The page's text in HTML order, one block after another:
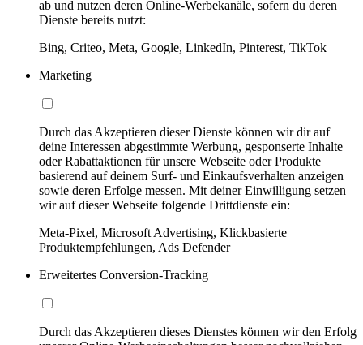
ab und nutzen deren Online-Werbekanäle, sofern du deren
Dienste bereits nutzt:
Bing, Criteo, Meta, Google, LinkedIn, Pinterest, TikTok
Marketing
Durch das Akzeptieren dieser Dienste können wir dir auf
deine Interessen abgestimmte Werbung, gesponserte Inhalte
oder Rabattaktionen für unsere Webseite oder Produkte
basierend auf deinem Surf- und Einkaufsverhalten anzeigen
sowie deren Erfolge messen. Mit deiner Einwilligung setzen
wir auf dieser Webseite folgende Drittdienste ein:
Meta-Pixel, Microsoft Advertising, Klickbasierte
Produktempfehlungen, Ads Defender
Erweitertes Conversion-Tracking
Durch das Akzeptieren dieses Dienstes können wir den Erfolg